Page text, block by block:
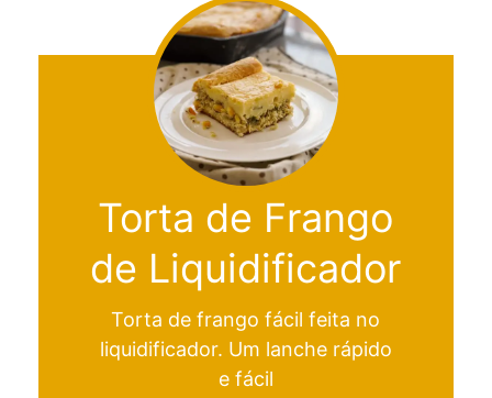
Torta de Frango
de Liquidificador
Torta de frango fácil feita no
liquidificador. Um lanche rápido
e fácil